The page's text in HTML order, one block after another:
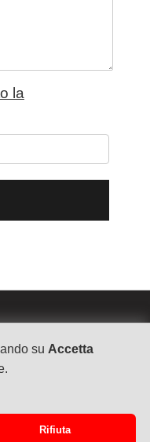
su Accetta
Rifiuta
la